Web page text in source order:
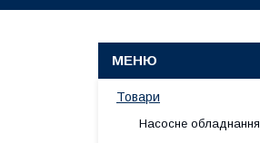
Товари
Насосне обладнання